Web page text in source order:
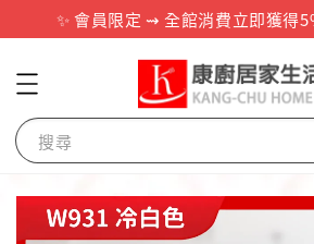
✨ 會員限定 ⇝ 全館消費立即獲得
搜尋